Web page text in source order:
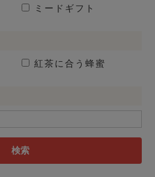
ミードギフト
紅茶に合う蜂蜜
検索